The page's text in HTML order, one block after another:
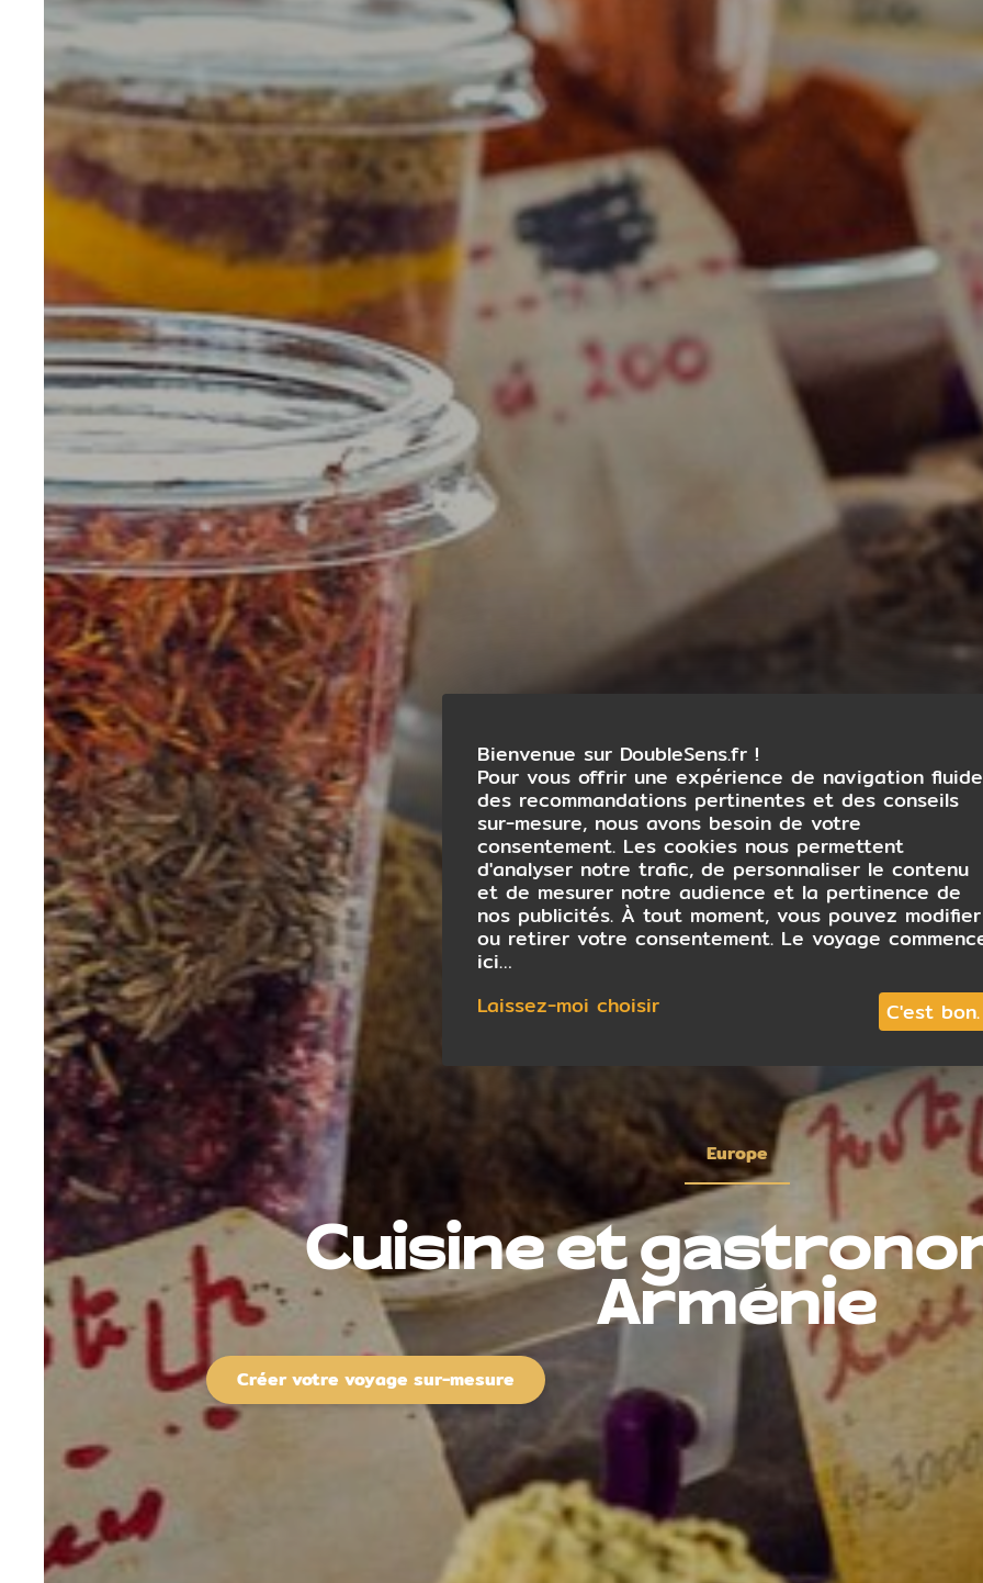
Europe
Cuisine et
Arménie
Créer votre voyage sur-mesure
Bienvenue sur DoubleSens.fr !
Pour vous offrir une expérience de navigation
des recommandations pertinentes et des conseils
sur-mesure, nous avons besoin de votre
consentement. Les cookies nous permettent
d'analyser notre trafic, de personnaliser le contenu
et de mesurer notre audience et la pertinence de
nos publicités. À tout moment, vous pouvez modifier
ou retirer votre consentement. Le voyage
ici…
Laissez-moi choisir
C'est bon.